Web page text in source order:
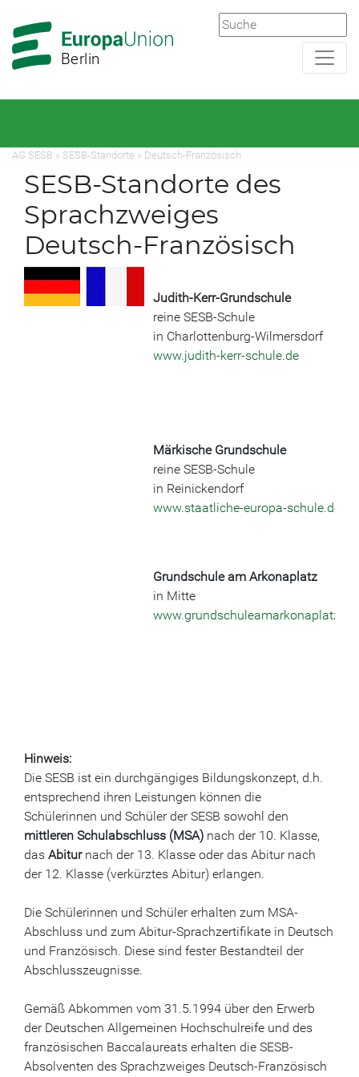
Hauptnavigation
Hauptbereich
Berlin
AG SESB » SESB-Standorte » Deutsch-Französisch
SESB-Standorte des
Sprachzweiges
Deutsch-Französisch
Judith-Kerr-Grundschule
reine SESB-Schule
in Charlottenburg-Wilmersdorf
www.judith-kerr-schule.de
Märkische Grundschule
reine SESB-Schule
in Reinickendorf
www.staatliche-europa-schule.de
Grundschule am Arkonaplatz
in Mitte
www.grundschuleamarkonaplatz.de
Hinweis:
Die SESB ist ein durchgängiges Bildungskonzept, d.h.
entsprechend ihren Leistungen können die
Schülerinnen und Schüler der SESB sowohl den
mittleren Schulabschluss (MSA) nach der 10. Klasse,
das Abiturnach der 13. Klasse oder das Abitur nach
der 12. Klasse (verkürztes Abitur) erlangen.
Die Schülerinnen und Schüler erhalten zum MSA-
Abschluss und zum Abitur-Sprachzertifikate in Deutsch
und Französisch. Diese sind fester Bestandteil der
Abschlusszeugnisse.
Gemäß Abkommen vom 31.5.1994 über den Erwerb
der Deutschen Allgemeinen Hochschulreife und des
französischen Baccalaureats erhalten die SESB-
Absolventen des Sprachzweiges Deutsch-Französisch